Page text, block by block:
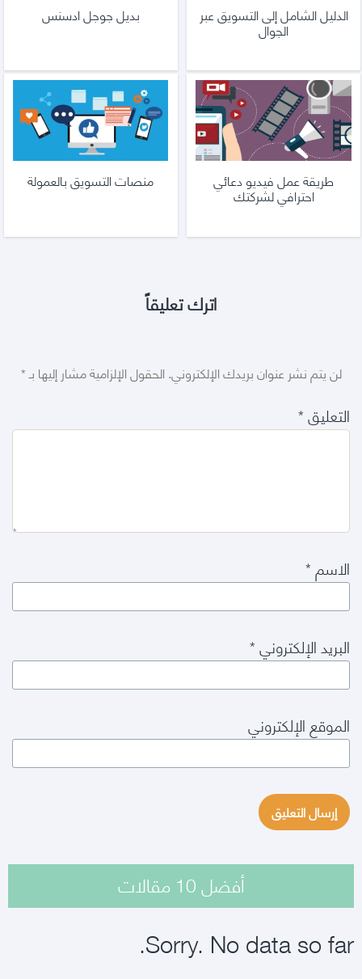
الدليل الشامل إلى التسويق عبر
الجوال
بديل جوجل ادسنس
طريقة عمل فيديو دعائي
احترافي لشركتك
منصات التسويق بالعمولة
اترك تعليقاً
لن يتم نشر عنوان بريدك الإلكتروني.الحقول الإلزامية مشار إليها بـ*
التعليق*
الاسم*
البريد الإلكتروني*
الموقع الإلكتروني
أفضل 10 مقالات
Sorry. No data so far.